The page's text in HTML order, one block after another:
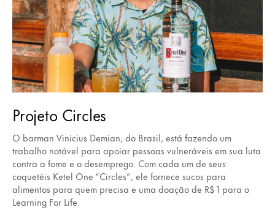
Projeto Circles
O barman Vinicius Demian, do Brasil, está fazendo um
trabalho notável para apoiar pessoas vulneráveis em sua luta
contra a fome e o desemprego. Com cada um de seus
coquetéis Ketel One “Circles”, ele fornece sucos para
alimentos para quem precisa e uma doação de R$ 1 para o
Learning For Life.